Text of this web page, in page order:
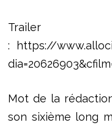
: https://
Mot de la
son sixième long